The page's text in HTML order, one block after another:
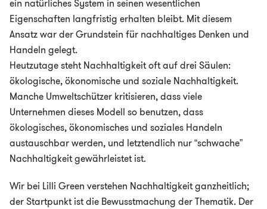
ein natürliches System in seinen wesentlichen
Eigenschaften langfristig erhalten bleibt. Mit diesem
Ansatz war der Grundstein für nachhaltiges Denken und
Handeln gelegt.
Heutzutage steht Nachhaltigkeit oft auf drei Säulen:
ökologische, ökonomische und soziale Nachhaltigkeit.
Manche Umweltschützer kritisieren, dass viele
Unternehmen dieses Modell so benutzen, dass
ökologisches, ökonomisches und soziales Handeln
austauschbar werden, und letztendlich nur “schwache”
Nachhaltigkeit gewährleistet ist.
Wir bei Lilli Green verstehen Nachhaltigkeit ganzheitlich;
der Startpunkt ist die Bewusstmachung der Thematik. Der